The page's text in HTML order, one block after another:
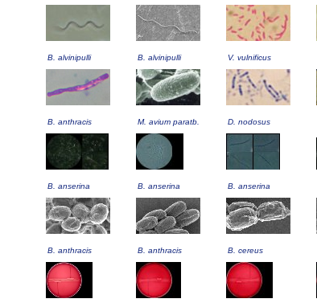
B. alvinipulli B. alvinipulli V. vulnificus
B. anthracis M. avium paratb. D. nodosus
B. anserina B. anserina B. anserina
B. anthracis B. anthracis B. cereus